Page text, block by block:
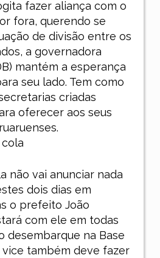
fazer aliança com o
fora, querendo se
de divisão entre os
a governadora
mantém a esperança
seu lado. Tem como
criadas
oferecer aos seus
não vai anunciar nada
dois dias em
o prefeito João
com ele em todas
desembarque na Base
vice também deve fazer